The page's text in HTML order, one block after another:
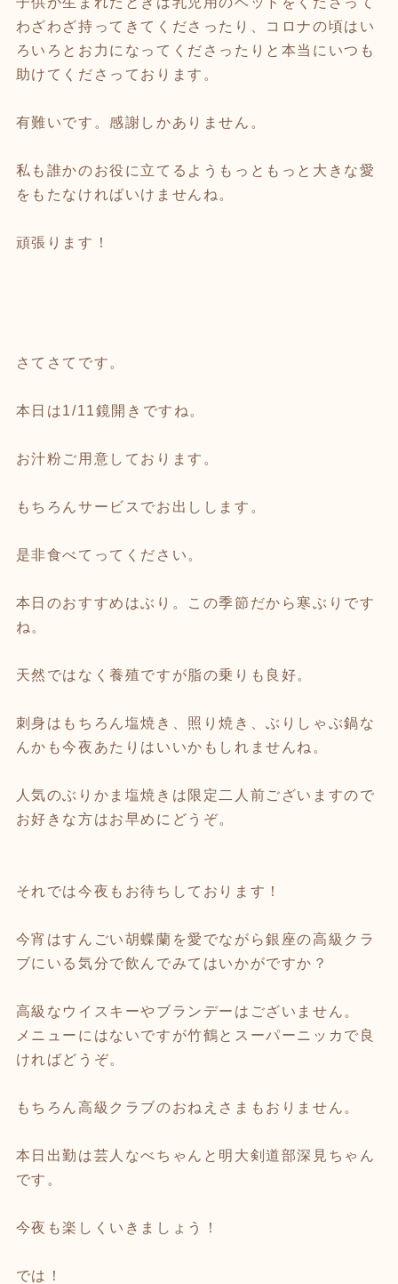
わざわざ持ってきてくださったり、コロナの頃はい
ろいろとお力になってくださったりと本当にいつも
助けてくださっております。
有難いです。感謝しかありません。
私も誰かのお役に立てるようもっともっと大きな愛
をもたなければいけませんね。
頑張ります！
さてさてです。
本日は1/11鏡開きですね。
お汁粉ご用意しております。
もちろんサービスでお出しします。
是非食べてってください。
本日のおすすめはぶり。この季節だから寒ぶりです
ね。
天然ではなく養殖ですが脂の乗りも良好。
刺身はもちろん塩焼き、照り焼き、ぶりしゃぶ鍋な
んかも今夜あたりはいいかもしれませんね。
人気のぶりかま塩焼きは限定二人前ございますので
お好きな方はお早めにどうぞ。
それでは今夜もお待ちしております！
今宵はすんごい胡蝶蘭を愛でながら銀座の高級クラ
ブにいる気分で飲んでみてはいかがですか？
高級なウイスキーやブランデーはございません。
メニューにはないですが竹鶴とスーパーニッカで良
ければどうぞ。
もちろん高級クラブのおねえさまもおりません。
本日出勤は芸人なべちゃんと明大剣道部深見ちゃん
です。
今夜も楽しくいきましょう！
では！